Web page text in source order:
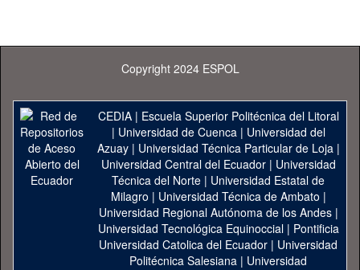
Copyright 2024 ESPOL
CEDIA| Escuela Superior Politécnica del Litoral
| Universidad de Cuenca| Universidad del
Azuay| Universidad Técnica Particular de Loja|
Universidad Central del Ecuador| Universidad
Técnica del Norte | Universidad Estatal de
Milagro | Universidad Técnica de Ambato |
Universidad Regional Autónoma de los Andes|
Universidad Tecnológica Equinoccial| Pontificia
Universidad Catolica del Ecuador | Universidad
Politécnica Salesiana | Universidad